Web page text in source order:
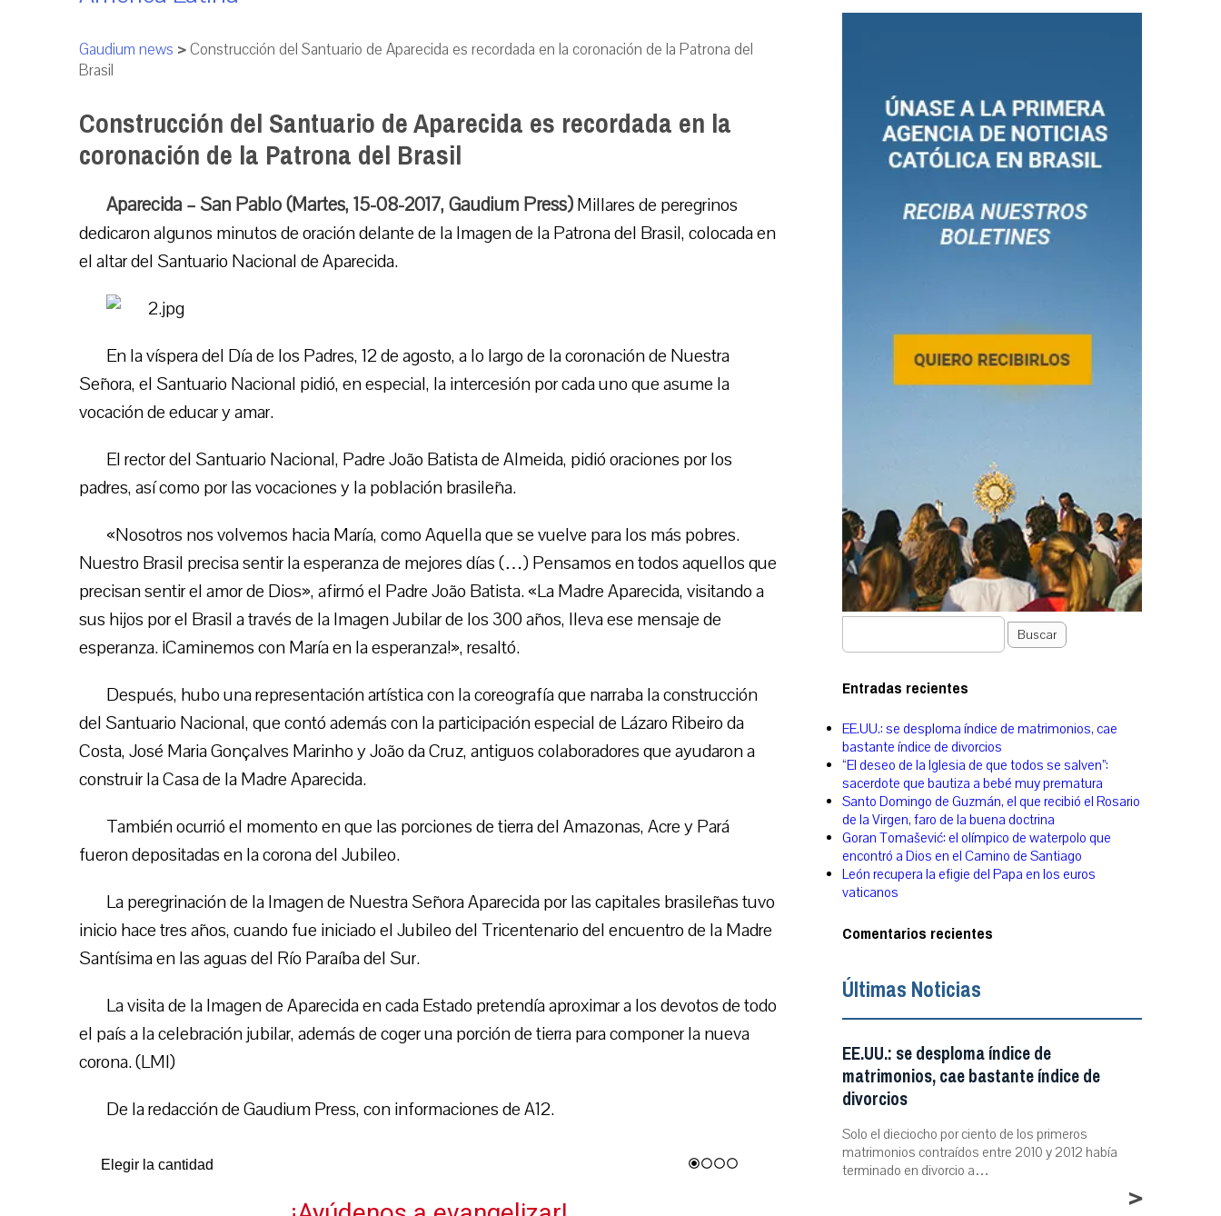
Gaudium news >Construcción del Santuario de Aparecida es recordada en la coronación de la Patrona del
Brasil
Construcción del Santuario de Aparecida es recordada en la
coronación de la Patrona del Brasil
Aparecida – San Pablo (Martes, 15-08-2017, Gaudium Press)Millares de peregrinos
dedicaron algunos minutos de oración delante de la Imagen de la Patrona del Brasil, colocada en
el altar del Santuario Nacional de Aparecida.
En la víspera del Día de los Padres, 12 de agosto, a lo largo de la coronación de Nuestra
Señora, el Santuario Nacional pidió, en especial, la intercesión por cada uno que asume la
vocación de educar y amar.
El rector del Santuario Nacional, Padre João Batista de Almeida, pidió oraciones por los
padres, así como por las vocaciones y la población brasileña.
«Nosotros nos volvemos hacia María, como Aquella que se vuelve para los más pobres.
Nuestro Brasil precisa sentir la esperanza de mejores días (…) Pensamos en todos aquellos que
precisan sentir el amor de Dios», afirmó el Padre João Batista. «La Madre Aparecida, visitando a
sus hijos por el Brasil a través de la Imagen Jubilar de los 300 años, lleva ese mensaje de
esperanza. ¡Caminemos con María en la esperanza!», resaltó.
Después, hubo una representación artística con la coreografía que narraba la construcción
del Santuario Nacional, que contó además con la participación especial de Lázaro Ribeiro da
Costa, José Maria Gonçalves Marinho y João da Cruz, antiguos colaboradores que ayudaron a
construir la Casa de la Madre Aparecida.
También ocurrió el momento en que las porciones de tierra del Amazonas, Acre y Pará
fueron depositadas en la corona del Jubileo.
La peregrinación de la Imagen de Nuestra Señora Aparecida por las capitales brasileñas tuvo
inicio hace tres años, cuando fue iniciado el Jubileo del Tricentenario del encuentro de la Madre
Santísima en las aguas del Río Paraíba del Sur.
La visita de la Imagen de Aparecida en cada Estado pretendía aproximar a los devotos de todo
el país a la celebración jubilar, además de coger una porción de tierra para componer la nueva
corona. (LMI)
De la redacción de Gaudium Press, con informaciones de A12.
Buscar
Entradas recientes
EE.UU.: se desploma índice de matrimonios, cae
bastante índice de divorcios
“El deseo de la Iglesia de que todos se salven”:
sacerdote que bautiza a bebé muy prematura
Santo Domingo de Guzmán, el que recibió el Rosario
de la Virgen, faro de la buena doctrina
Goran Tomašević: el olímpico de waterpolo que
encontró a Dios en el Camino de Santiago
León recupera la efigie del Papa en los euros
vaticanos
Comentarios recientes
Últimas Noticias
EE.UU.: se desploma índice de
matrimonios, cae bastante índice de
divorcios
Solo el dieciocho por ciento de los primeros
matrimonios contraídos entre 2010 y 2012 había
terminado en divorcio a…
>